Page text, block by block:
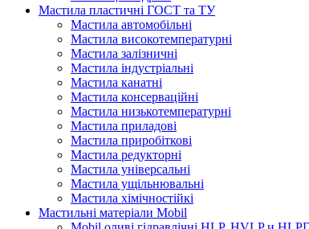
Мастила пластичні ГОСТ та ТУ
Мастила автомобільні
Мастила високотемпературні
Мастила залізничні
Мастила індустріальні
Мастила канатні
Мастила консерваційні
Мастила низькотемпературні
Мастила приладові
Мастила приробіткові
Мастила редукторні
Мастила універсальні
Мастила ущільнювальні
Мастила хімічностійкі
Мастильні матеріали Mobil